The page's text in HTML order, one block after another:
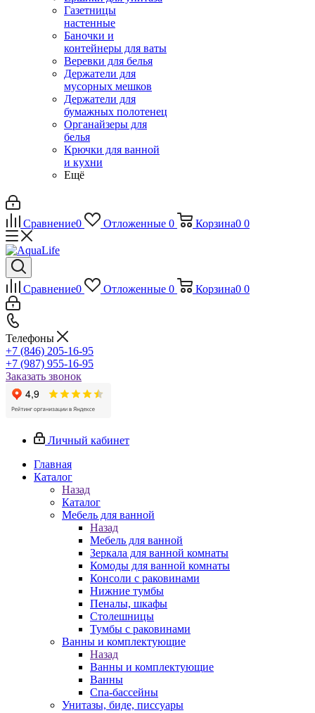
Газетницы
настенные
Баночки и
контейнеры для ваты
Веревки для белья
Держатели для
мусорных мешков
Держатели для
бумажных полотенец
Органайзеры для
белья
Крючки для ванной
и кухни
Ещё
Сравнение0 Отложенные 0 Корзина0 0
Сравнение0 Отложенные 0 Корзина0 0
Телефоны
+7 (846) 205-16-95
+7 (987) 955-16-95
Заказать звонок
Личный кабинет
Главная
Каталог
Назад
Каталог
Мебель для ванной
Назад
Мебель для ванной
Зеркала для ванной комнаты
Комоды для ванной комнаты
Консоли с раковинами
Нижние тумбы
Пеналы, шкафы
Столешницы
Тумбы с раковинами
Ванны и комплектующие
Назад
Ванны и комплектующие
Ванны
Спа-бассейны
Унитазы, биде, писсуары